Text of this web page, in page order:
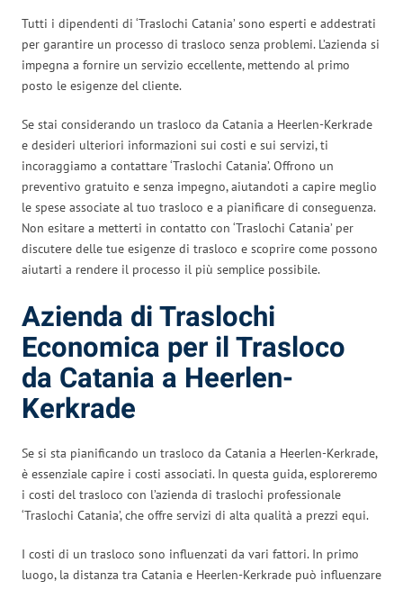
Tutti i dipendenti di ‘Traslochi Catania’ sono esperti e addestrati
per garantire un processo di trasloco senza problemi. L’azienda si
impegna a fornire un servizio eccellente, mettendo al primo
posto le esigenze del cliente.
Se stai considerando un trasloco da Catania a Heerlen-Kerkrade
e desideri ulteriori informazioni sui costi e sui servizi, ti
incoraggiamo a contattare ‘Traslochi Catania’. Offrono un
preventivo gratuito e senza impegno, aiutandoti a capire meglio
le spese associate al tuo trasloco e a pianificare di conseguenza.
Non esitare a metterti in contatto con ‘Traslochi Catania’ per
discutere delle tue esigenze di trasloco e scoprire come possono
aiutarti a rendere il processo il più semplice possibile.
Azienda di Traslochi
Economica per il Trasloco
da Catania a Heerlen-
Kerkrade
Se si sta pianificando un trasloco da Catania a Heerlen-Kerkrade,
è essenziale capire i costi associati. In questa guida, esploreremo
i costi del trasloco con l’azienda di traslochi professionale
‘Traslochi Catania’, che offre servizi di alta qualità a prezzi equi.
I costi di un trasloco sono influenzati da vari fattori. In primo
luogo, la distanza tra Catania e Heerlen-Kerkrade può influenzare